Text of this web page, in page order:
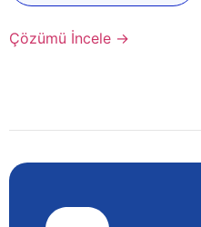
Çözümü İncele →